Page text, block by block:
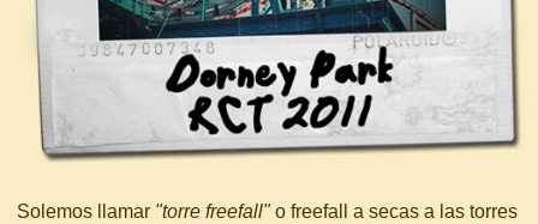
Solemos llamar "torre freefall"o freefall a secas a las torres